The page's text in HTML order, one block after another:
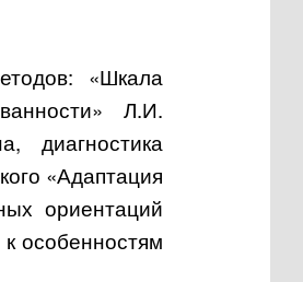
«Шкала
Л.И.
диагностика
«Адаптация
ориентаций
особенностям